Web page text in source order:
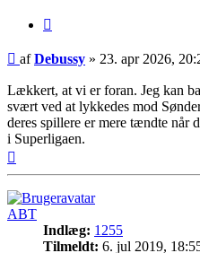
Indlæg
afDebussy » 23. apr 2026,
Lækkert, at vi er foran. Jeg kan
svært ved at lykkedes mod
deres spillere er mere tændte når
i Superligaen.
ABT
Indlæg: 1255
Tilmeldt: 6. jul 2019,